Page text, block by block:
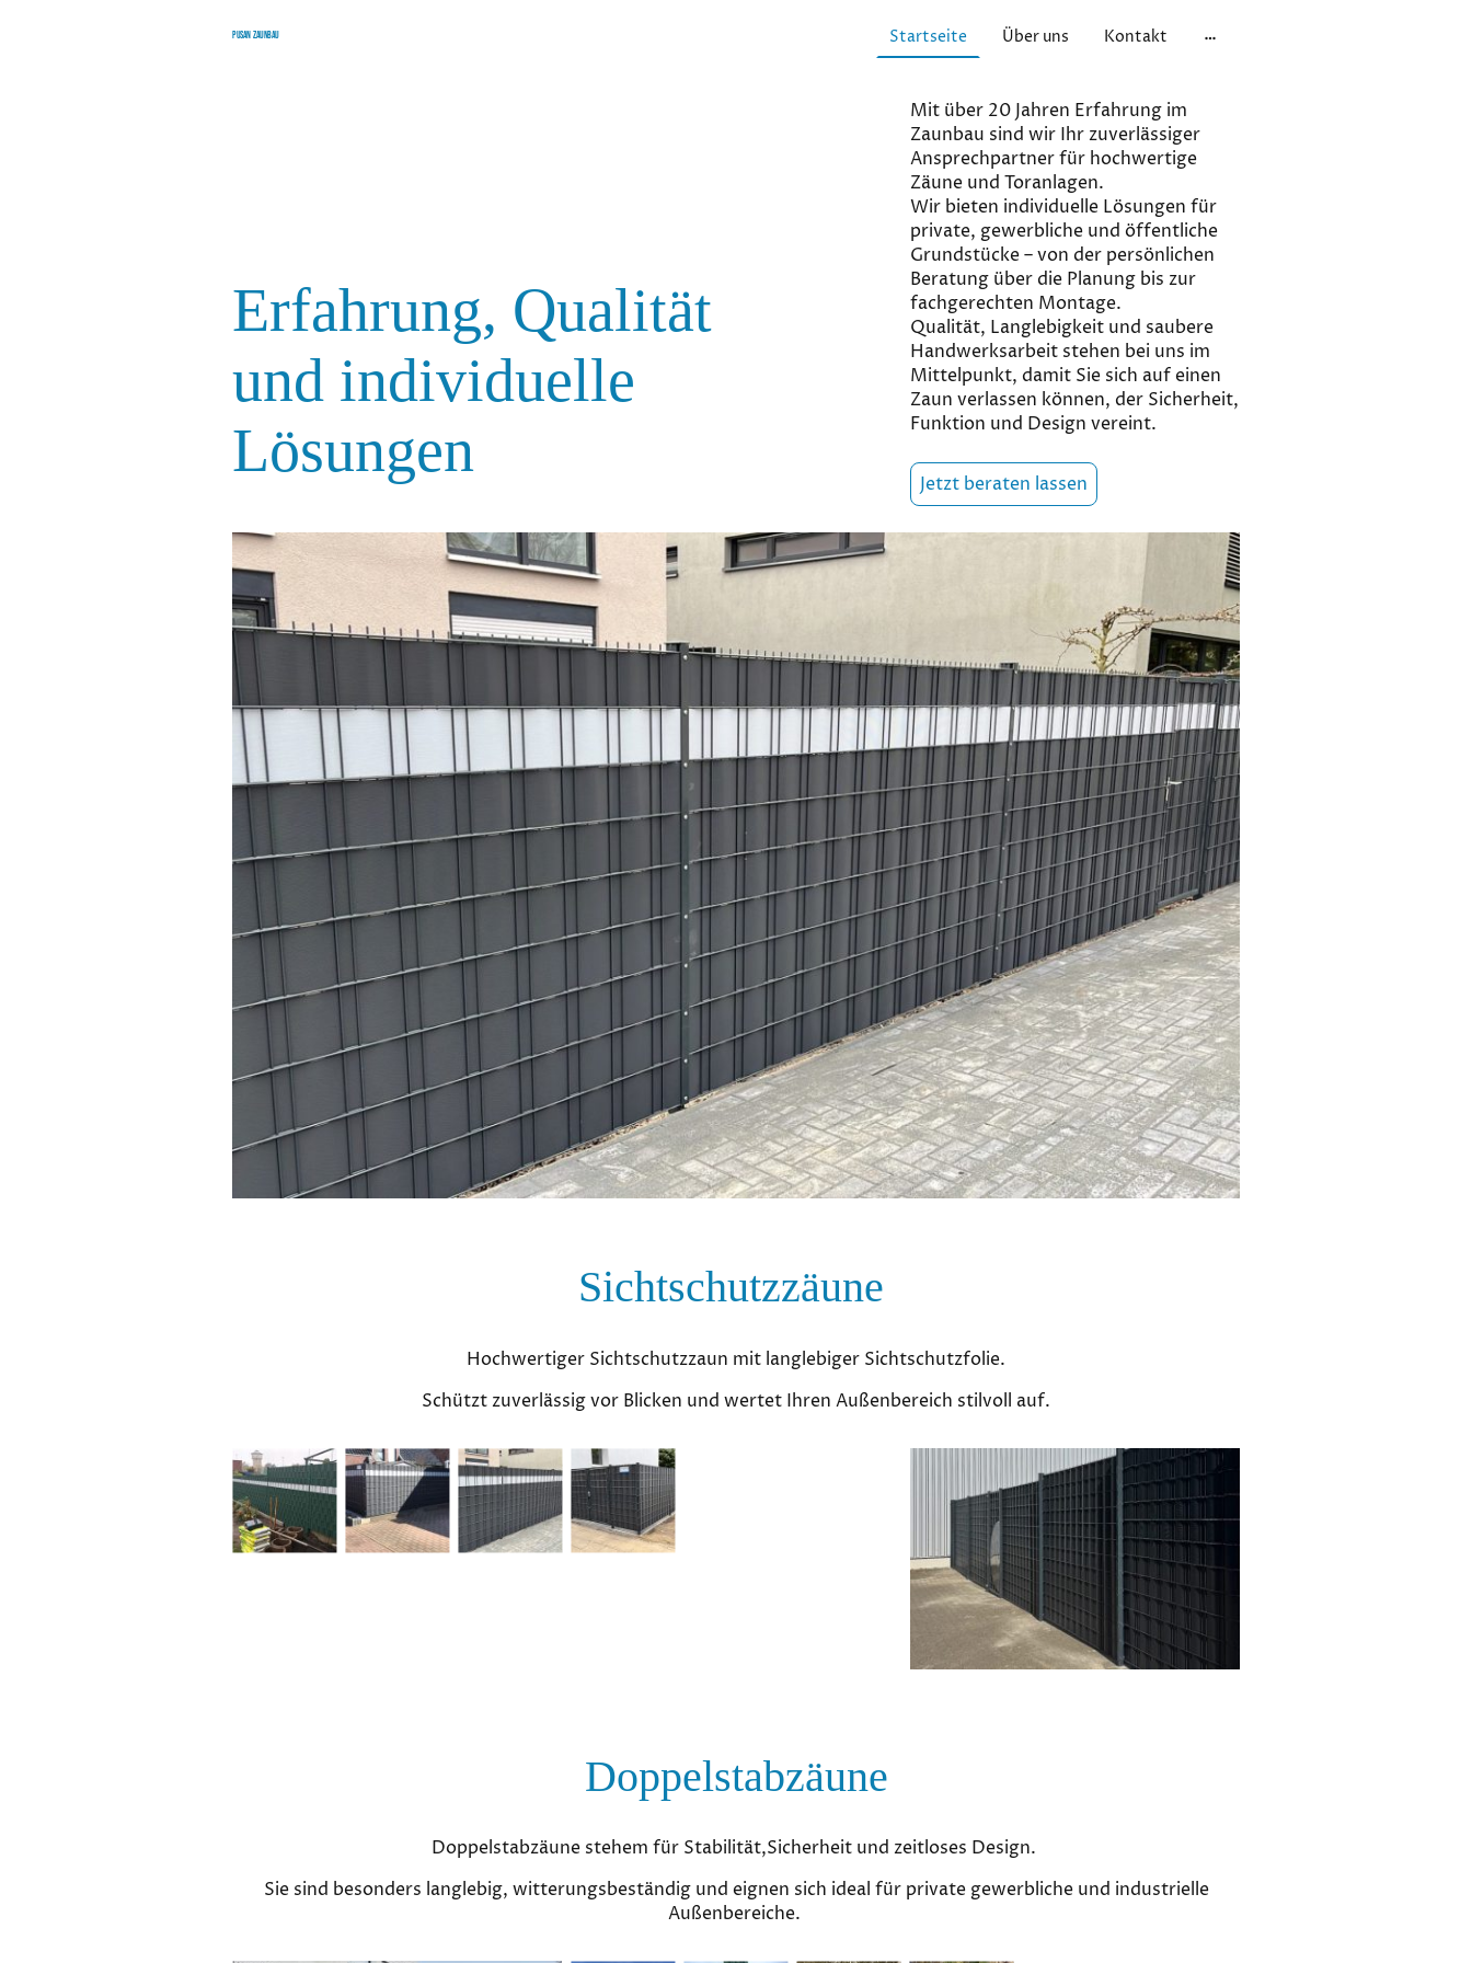
Pusan Zaunbau Startseite Über uns Kontakt
Erfahrung, Qualität
und individuelle
Lösungen
Mit über 20 Jahren Erfahrung im
Zaunbau sind wir Ihr zuverlässiger
Ansprechpartner für hochwertige
Zäune und Toranlagen.
Wir bieten individuelle Lösungen für
private, gewerbliche und öffentliche
Grundstücke – von der persönlichen
Beratung über die Planung bis zur
fachgerechten Montage.
Qualität, Langlebigkeit und saubere
Handwerksarbeit stehen bei uns im
Mittelpunkt, damit Sie sich auf einen
Zaun verlassen können, der Sicherheit,
Funktion und Design vereint.
Jetzt beraten lassen
Sichtschutzzäune
Hochwertiger Sichtschutzzaun mit langlebiger Sichtschutzfolie.
Schützt zuverlässig vor Blicken und wertet Ihren Außenbereich stilvoll auf.
Doppelstabzäune
Doppelstabzäune stehem für Stabilität,Sicherheit und zeitloses Design.
Sie sind besonders langlebig, witterungsbeständig und eignen sich ideal für private gewerbliche und industrielle
Außenbereiche.